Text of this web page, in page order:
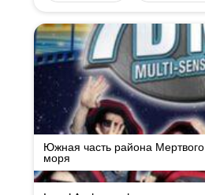
Южная часть района Мертвого
моря